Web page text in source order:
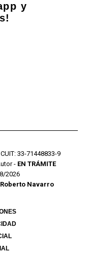
y
33-71448833-9
- EN TRÁMITE
2026
Roberto Navarro